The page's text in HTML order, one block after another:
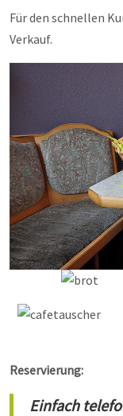
Für den schnellen
Verkauf.
Reservierung:
Einfach